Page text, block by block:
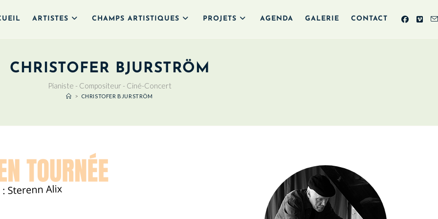
ARTISTES CHAMPS ARTISTIQUES PROJETS AGENDA GALERIE CONTACT
CHRISTOFER BJURSTRÖM
Pianiste - Compositeur - Ciné-Concert
> CHRISTOFER BJURSTRÖM